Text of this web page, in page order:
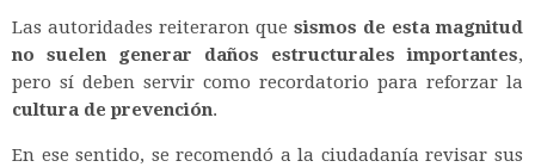
Las autoridades reiteraron que sismos de esta magnitud
no suelen generar daños estructurales importantes,
pero sí deben servir como recordatorio para reforzar la
cultura de prevención.
En ese sentido, se recomendó a la ciudadanía revisar sus